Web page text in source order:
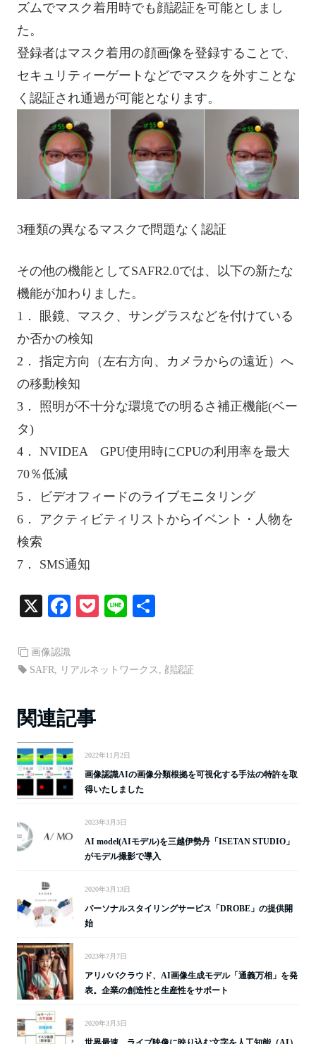
ズムでマスク着用時でも顔認証を可能としまし
た。
登録者はマスク着用の顔画像を登録することで、
セキュリティーゲートなどでマスクを外すことな
く認証され通過が可能となります。
3種類の異なるマスクで問題なく認証
その他の機能としてSAFR2.0では、以下の新たな
機能が加わりました。
1． 眼鏡、マスク、サングラスなどを付けている
か否かの検知
2． 指定方向（左右方向、カメラからの遠近）へ
の移動検知
3． 照明が不十分な環境での明るさ補正機能(ベー
タ)
4． NVIDEA GPU使用時にCPUの利用率を最大
70％低減
5． ビデオフィードのライブモニタリング
6． アクティビティリストからイベント・人物を
検索
7． SMS通知
X
Fa
ok
P
t
Li
画像認識
SAFR, リアルネットワークス , 顔認証
関連記事
2022年11月2日
画像認識AIの画像分類根拠を可視化する手法の特許を取
得いたしました
2023年3月3日
AI model(AIモデル)を三越伊勢丹「ISETAN STUDIO」
がモデル撮影で導入
2020年3月13日
パーソナルスタイリングサービス「DROBE」の提供開
始
2023年7月7日
アリババクラウド、AI画像生成モデル「通義万相」を発
表。企業の創造性と生産性をサポート
2020年3月3日